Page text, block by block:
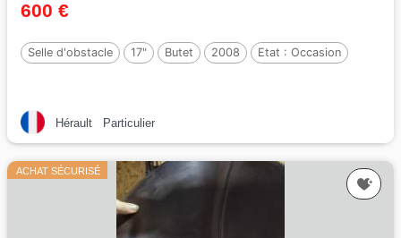
600 €
Selle d'obstacle 17" Butet 2008 Etat : Occasion
Hérault Particulier
ACHAT SÉCURISÉ